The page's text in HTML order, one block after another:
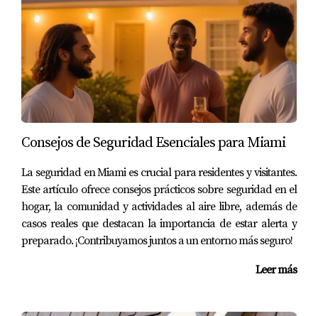
Además, disfrutó de las comodidades adicionales que
ofrecía su comunidad, lo que mejoró significativamente
su calidad de vida.
CONCLUSIÓN
Miami no solo es una decisión inteligente desde el punto
de vista práctico; también es una inversión emocional en
tu bienestar y el de tu familia. La tranquilidad que
proporciona saber que estás protegido puede
transformar tu experiencia diaria y permitirte disfrutar
plenamente de todo lo que esta maravillosa ciudad tiene
para ofrecer. Si estás listo para dar el siguiente paso
Anny Relayze, quien está lista para ayudarte a encontrar
Consejos de Seguridad Esenciales para Miami
La seguridad en Miami es crucial para residentes y visitantes.
Este artículo ofrece consejos prácticos sobre seguridad en el
hogar, la comunidad y actividades al aire libre, además de
casos reales que destacan la importancia de estar alerta y
preparado. ¡Contribuyamos juntos a un entorno más seguro!
Leer más